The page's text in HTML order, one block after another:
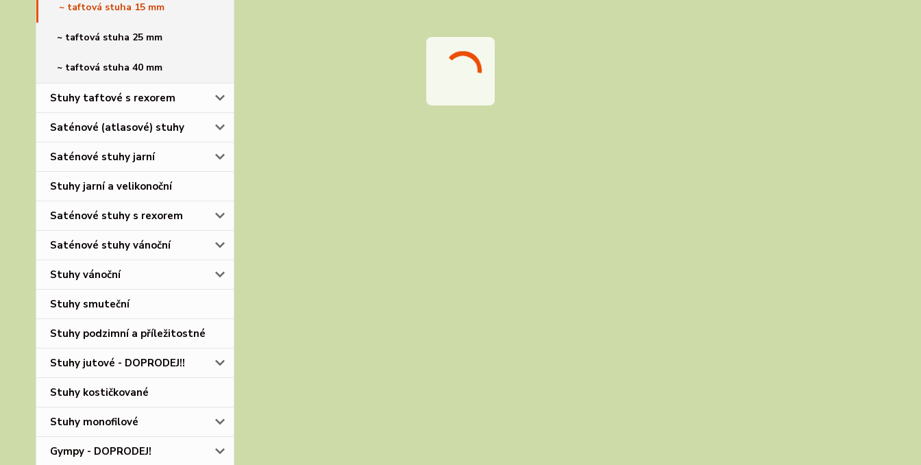
~ taftová stuha 15 mm
~ taftová stuha 25 mm
~ taftová stuha 40 mm
Stuhy taftové s rexorem
Saténové (atlasové) stuhy
Saténové stuhy jarní
Stuhy jarní a velikonoční
Saténové stuhy s rexorem
Saténové stuhy vánoční
Stuhy vánoční
Stuhy smuteční
Stuhy podzimní a příležitostné
Stuhy jutové - DOPRODEJ!!
Stuhy kostičkované
Stuhy monofilové
Gympy - DOPRODEJ!